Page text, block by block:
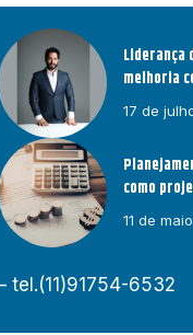
Liderança
melhoria
17 de
como
11 de
tel.(11)91754-6532